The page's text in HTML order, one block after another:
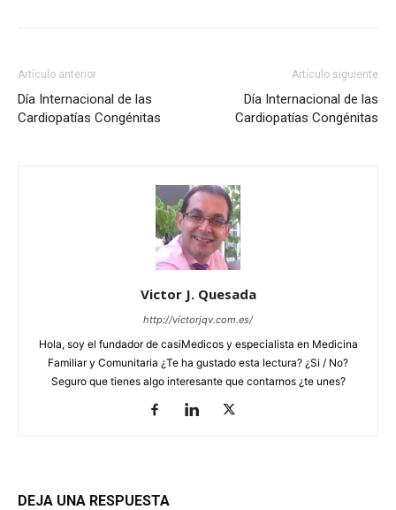
Artículo anterior
Día Internacional de las
Cardiopatías Congénitas
Artículo siguiente
Día Internacional de las
Cardiopatías Congénitas
Victor J. Quesada
http://victorjqv.com.es/
Hola, soy el fundador de casiMedicos y especialista en Medicina
Familiar y Comunitaria ¿Te ha gustado esta lectura? ¿Si / No?
Seguro que tienes algo interesante que contarnos ¿te unes?
DEJA UNA RESPUESTA